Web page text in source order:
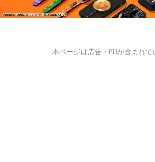
本ページは広告・PRが含まれて